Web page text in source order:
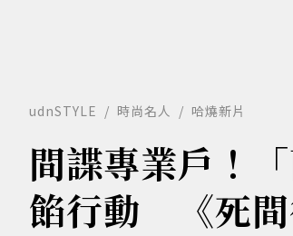
udnSTYLE 時尚名人 哈燒新片
間諜專業戶！
餡行動 《死間